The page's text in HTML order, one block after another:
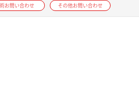
お問い合わせ その他お問い合わせ